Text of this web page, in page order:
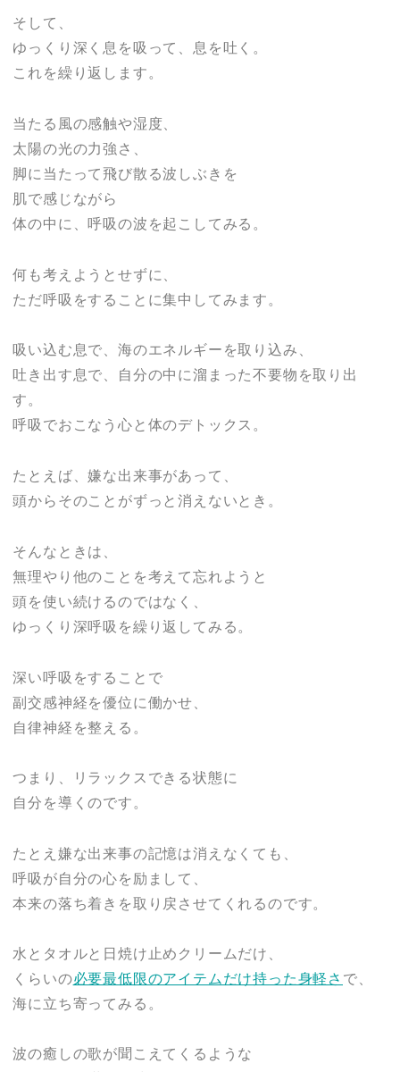
そして、
ゆっくり深く息を吸って、息を吐く。
これを繰り返します。
当たる風の感触や湿度、
太陽の光の力強さ、
脚に当たって飛び散る波しぶきを
肌で感じながら
体の中に、呼吸の波を起こしてみる。
何も考えようとせずに、
ただ呼吸をすることに集中してみます。
吸い込む息で、海のエネルギーを取り込み、
吐き出す息で、自分の中に溜まった不要物を取り出
す。
呼吸でおこなう心と体のデトックス。
たとえば、嫌な出来事があって、
頭からそのことがずっと消えないとき。
そんなときは、
無理やり他のことを考えて忘れようと
頭を使い続けるのではなく、
ゆっくり深呼吸を繰り返してみる。
深い呼吸をすることで
副交感神経を優位に働かせ、
自律神経を整える。
つまり、リラックスできる状態に
自分を導くのです。
たとえ嫌な出来事の記憶は消えなくても、
呼吸が自分の心を励まして、
本来の落ち着きを取り戻させてくれるのです。
水とタオルと日焼け止めクリームだけ、
くらいの必要最低限のアイテムだけ持った身軽さ で、
海に立ち寄ってみる。
波の癒しの歌が聞こえてくるような